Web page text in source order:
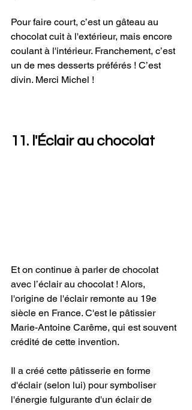
Pour faire court, c’est un gâteau au
chocolat cuit à l'extérieur, mais encore
coulant à l'intérieur. Franchement, c’est
un de mes desserts préférés ! C’est
divin. Merci Michel !
11. l'Éclair au chocolat
Et on continue à parler de chocolat
avec l’éclair au chocolat ! Alors,
l'origine de l'éclair remonte au 19e
siècle en France. C'est le pâtissier
Marie-Antoine Carême, qui est souvent
crédité de cette invention.
Il a créé cette pâtisserie en forme
d'éclair (selon lui) pour symboliser
l'énergie fulgurante d'un éclair de